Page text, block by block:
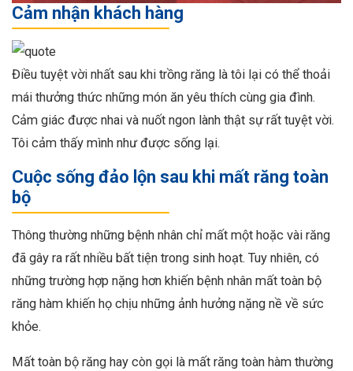
Cảm nhận khách hàng
Điều tuyệt vời nhất sau khi trồng răng là tôi lại có thể thoải
mái thưởng thức những món ăn yêu thích cùng gia đình.
Cảm giác được nhai và nuốt ngon lành thật sự rất tuyệt vời.
Tôi cảm thấy mình như được sống lại.
Cuộc sống đảo lộn sau khi mất răng toàn
bộ
Thông thường những bệnh nhân chỉ mất một hoặc vài răng
đã gây ra rất nhiều bất tiện trong sinh hoạt. Tuy nhiên, có
những trường hợp nặng hơn khiến bệnh nhân mất toàn bộ
răng hàm khiến họ chịu những ảnh hưởng nặng nề về sức
khỏe.
Mất toàn bộ răng hay còn gọi là mất răng toàn hàm thường